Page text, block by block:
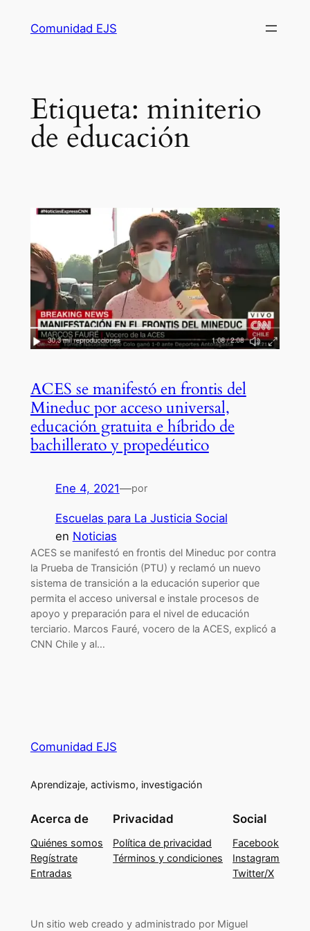
Comunidad EJS
Etiqueta: miniterio
de educación
ACES se manifestó en frontis del
Mineduc por acceso universal,
educación gratuita e híbrido de
bachillerato y propedéutico
Ene 4, 2021—por
Escuelas para La Justicia Social
en Noticias
ACES se manifestó en frontis del Mineduc por contra
la Prueba de Transición (PTU) y reclamó un nuevo
sistema de transición a la educación superior que
permita el acceso universal e instale procesos de
apoyo y preparación para el nivel de educación
terciario. Marcos Fauré, vocero de la ACES, explicó a
CNN Chile y al…
Comunidad EJS
Aprendizaje, activismo, investigación
Acerca de
Quiénes somos
Regístrate
Entradas
Privacidad
Política de privacidad
Términos y condiciones
Social
Facebook
Instagram
Twitter/X
Un sitio web creado y administrado por Miguel